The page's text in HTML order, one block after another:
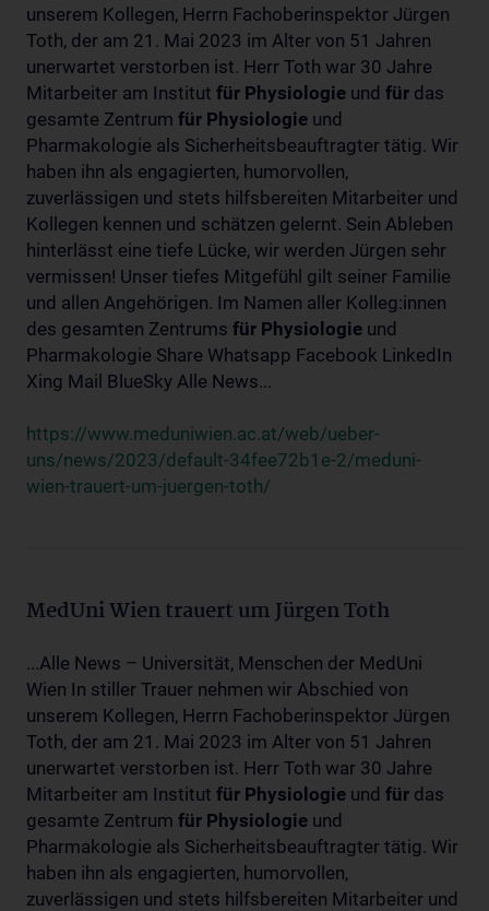
unserem Kollegen, Herrn Fachoberinspektor Jürgen
Toth, der am 21. Mai 2023 im Alter von 51 Jahren
unerwartet verstorben ist. Herr Toth war 30 Jahre
Mitarbeiter am Institut für Physiologie und für das
gesamte Zentrum für Physiologie und
Pharmakologie als Sicherheitsbeauftragter tätig. Wir
haben ihn als engagierten, humorvollen,
zuverlässigen und stets hilfsbereiten Mitarbeiter und
Kollegen kennen und schätzen gelernt. Sein Ableben
hinterlässt eine tiefe Lücke, wir werden Jürgen sehr
vermissen! Unser tiefes Mitgefühl gilt seiner Familie
und allen Angehörigen. Im Namen aller Kolleg:innen
des gesamten Zentrums für Physiologie und
Pharmakologie Share Whatsapp Facebook LinkedIn
Xing Mail BlueSky Alle News...
https://www.meduniwien.ac.at/web/ueber-
uns/news/2023/default-34fee72b1e-2/meduni-
wien-trauert-um-juergen-toth/
MedUni Wien trauert um Jürgen Toth
...Alle News – Universität, Menschen der MedUni
Wien In stiller Trauer nehmen wir Abschied von
unserem Kollegen, Herrn Fachoberinspektor Jürgen
Toth, der am 21. Mai 2023 im Alter von 51 Jahren
unerwartet verstorben ist. Herr Toth war 30 Jahre
Mitarbeiter am Institut für Physiologie und für das
gesamte Zentrum für Physiologie und
Pharmakologie als Sicherheitsbeauftragter tätig. Wir
haben ihn als engagierten, humorvollen,
zuverlässigen und stets hilfsbereiten Mitarbeiter und